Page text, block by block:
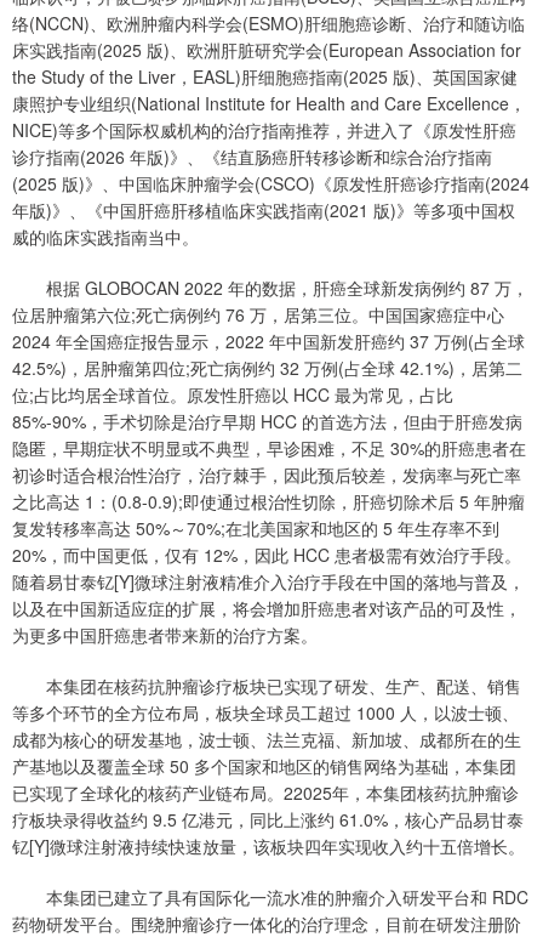
络(NCCN)、欧洲肿瘤内科学会(ESMO)肝细胞癌诊断、治疗和随访临
床实践指南(2025 版)、欧洲肝脏研究学会(European Association for
the Study of the Liver，EASL)肝细胞癌指南(2025 版)、英国国家健
康照护专业组织(National Institute for Health and Care Excellence，
NICE)等多个国际权威机构的治疗指南推荐，并进入了《原发性肝癌
诊疗指南(2026 年版)》、《结直肠癌肝转移诊断和综合治疗指南
(2025 版)》、中国临床肿瘤学会(CSCO)《原发性肝癌诊疗指南(2024
年版)》、《中国肝癌肝移植临床实践指南(2021 版)》等多项中国权
威的临床实践指南当中。
根据 GLOBOCAN 2022 年的数据，肝癌全球新发病例约 87 万，
位居肿瘤第六位;死亡病例约 76 万，居第三位。中国国家癌症中心
2024 年全国癌症报告显示，2022 年中国新发肝癌约 37 万例(占全球
42.5%)，居肿瘤第四位;死亡病例约 32 万例(占全球 42.1%)，居第二
位;占比均居全球首位。原发性肝癌以 HCC 最为常见，占比
85%-90%，手术切除是治疗早期 HCC 的首选方法，但由于肝癌发病
隐匿，早期症状不明显或不典型，早诊困难，不足 30%的肝癌患者在
初诊时适合根治性治疗，治疗棘手，因此预后较差，发病率与死亡率
之比高达 1：(0.8-0.9);即使通过根治性切除，肝癌切除术后 5 年肿瘤
复发转移率高达 50%～70%;在北美国家和地区的 5 年生存率不到
20%，而中国更低，仅有 12%，因此 HCC 患者极需有效治疗手段。
随着易甘泰钇[Y]微球注射液精准介入治疗手段在中国的落地与普及，
以及在中国新适应症的扩展，将会增加肝癌患者对该产品的可及性，
为更多中国肝癌患者带来新的治疗方案。
本集团在核药抗肿瘤诊疗板块已实现了研发、生产、配送、销售
等多个环节的全方位布局，板块全球员工超过 1000 人，以波士顿、
成都为核心的研发基地，波士顿、法兰克福、新加坡、成都所在的生
产基地以及覆盖全球 50 多个国家和地区的销售网络为基础，本集团
已实现了全球化的核药产业链布局。22025年，本集团核药抗肿瘤诊
疗板块录得收益约 9.5 亿港元，同比上涨约 61.0%，核心产品易甘泰
钇[Y]微球注射液持续快速放量，该板块四年实现收入约十五倍增长。
本集团已建立了具有国际化一流水准的肿瘤介入研发平台和 RDC
药物研发平台。围绕肿瘤诊疗一体化的治疗理念，目前在研发注册阶